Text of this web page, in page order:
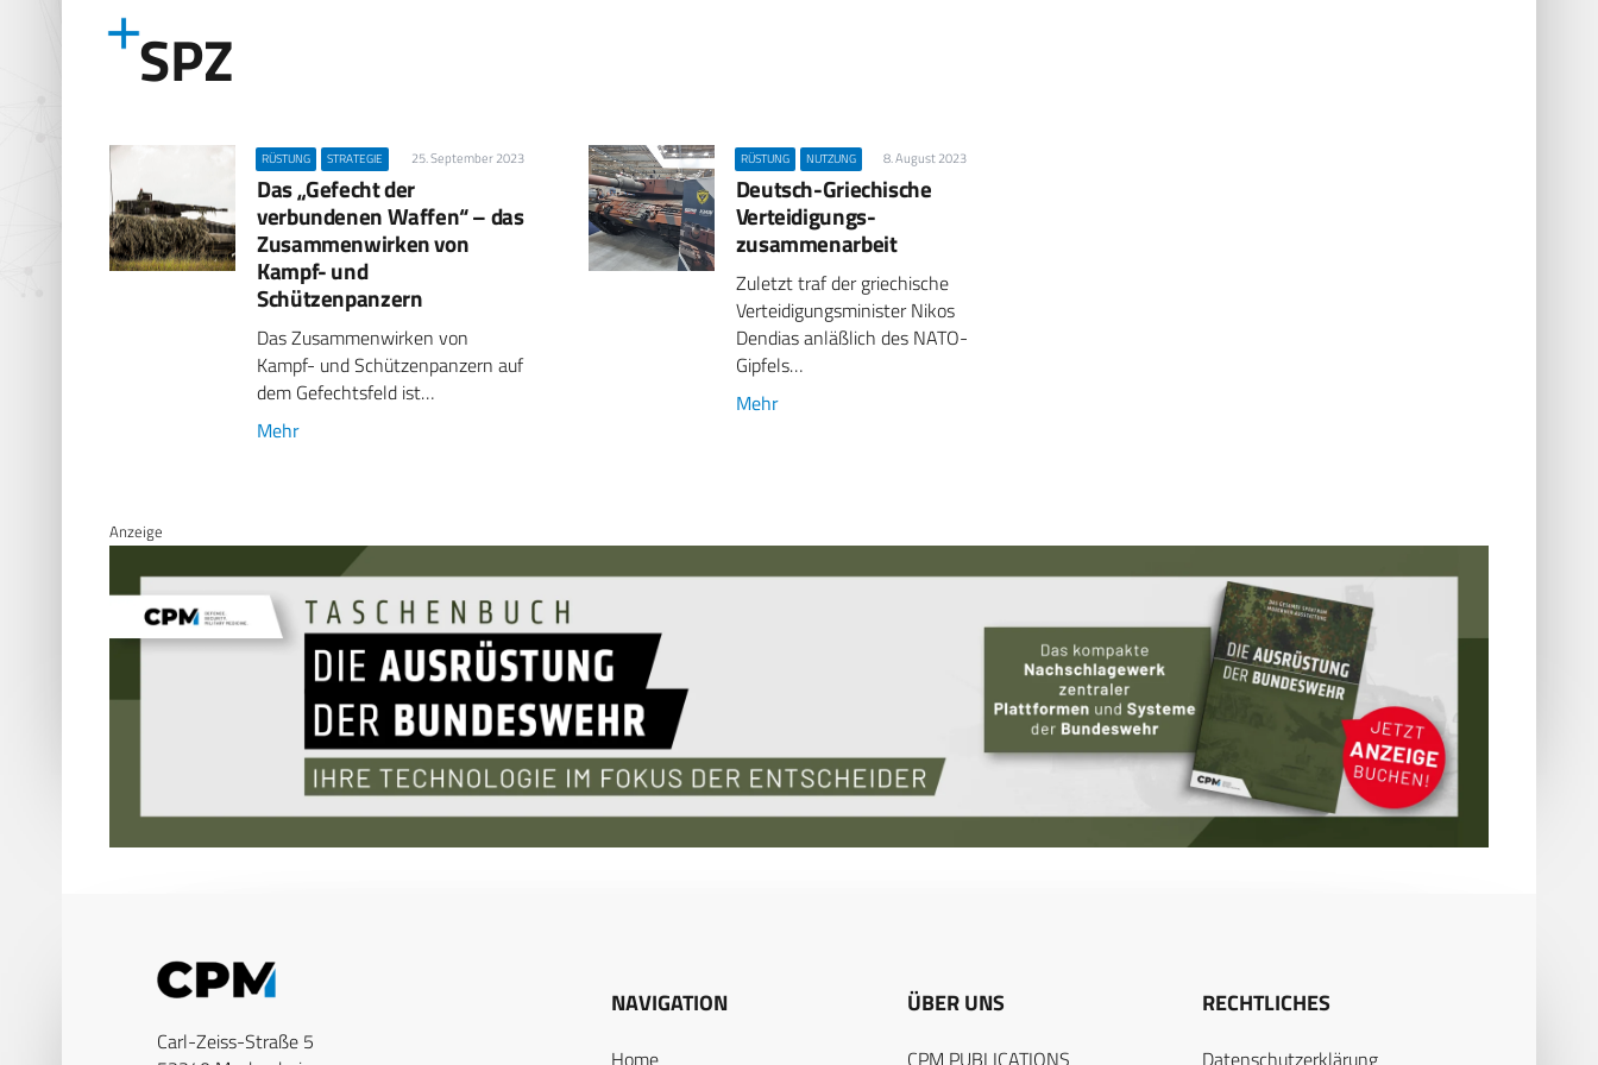
SPZ
RÜSTUNG STRATEGIE 25. September 2023
Das „Gefecht der
verbundenen Waffen“ – das
Zusammenwirken von
Kampf- und
Schützenpanzern
Das Zusammenwirken von
Kampf- und Schützenpanzern auf
dem Gefechtsfeld ist…
Mehr
RÜSTUNG NUTZUNG 8. August 2023
Deutsch-Griechische
Verteidigungs­
zusammenarbeit
Zuletzt traf der griechische
Verteidigungsminister Nikos
Dendias anläßlich des NATO-
Gipfels…
Mehr
Anzeige
Carl-Zeiss-Straße 5
NAVIGATION
Home
ÜBER UNS
CPM PUBLICATIONS
RECHTLICHES
Datenschutzerklärung